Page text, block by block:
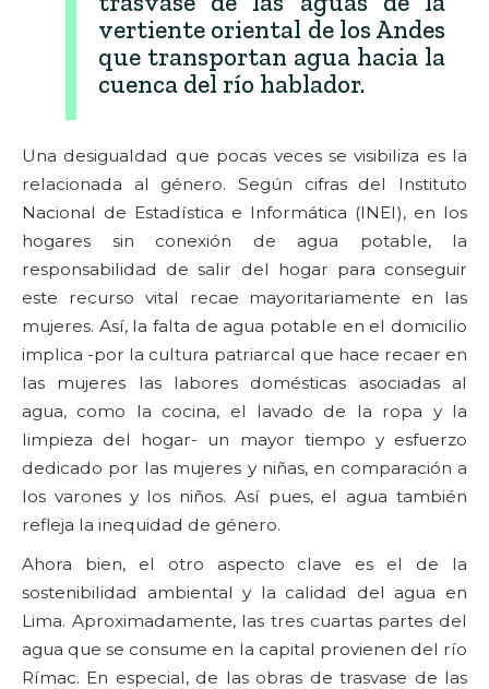
vertiente oriental de los Andes
que transportan agua hacia la
cuenca del río hablador.
Una desigualdad que pocas veces se visibiliza es la
relacionada al género. Según cifras del Instituto
Nacional de Estadística e Informática (INEI), en los
hogares sin conexión de agua potable, la
responsabilidad de salir del hogar para conseguir
este recurso vital recae mayoritariamente en las
mujeres. Así, la falta de agua potable en el domicilio
implica -por la cultura patriarcal que hace recaer en
las mujeres las labores domésticas asociadas al
agua, como la cocina, el lavado de la ropa y la
limpieza del hogar- un mayor tiempo y esfuerzo
dedicado por las mujeres y niñas, en comparación a
los varones y los niños. Así pues, el agua también
refleja la inequidad de género.
Ahora bien, el otro aspecto clave es el de la
sostenibilidad ambiental y la calidad del agua en
Lima. Aproximadamente, las tres cuartas partes del
agua que se consume en la capital provienen del río
Rímac. En especial, de las obras de trasvase de las